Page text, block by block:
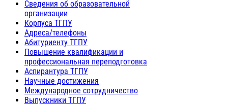
Сведения об образовательной
организации
Корпуса ТГПУ
Адреса/телефоны
Абитуриенту ТГПУ
Повышение квалификации и
профессиональная переподготовка
Аспирантура ТГПУ
Научные достижения
Международное сотрудничество
Выпускники ТГПУ